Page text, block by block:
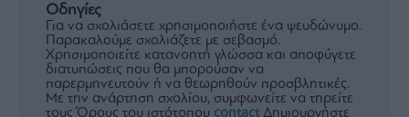
Οδηγίες
Για να σχολιάσετε χρησιμοποιήστε ένα ψευδώνυμο.
Παρακαλούμε σχολιάζετε με σεβασμό.
Χρησιμοποιείτε κατανοητή γλώσσα και αποφύγετε
διατυπώσεις που θα μπορούσαν να
παρερμηνευτούν ή να θεωρηθούν προσβλητικές.
Με την ανάρτηση σχολίου, συμφωνείτε να τηρείτε
τους Όρους του ιστότοπου contactΔημιουργήστε